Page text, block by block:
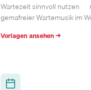
Wartezeit sinnvoll nutzen —
gemafreier Wartemusik im
Vorlagen ansehen →